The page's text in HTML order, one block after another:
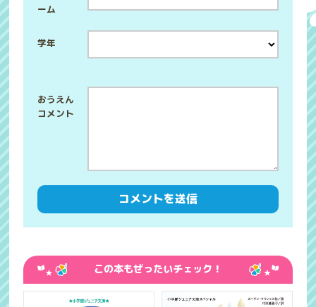
学年
ーム
この本もぜったいチェック！